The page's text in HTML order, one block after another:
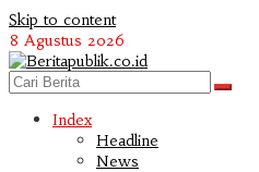
Skip to content
8 Agustus 2026
Index
Headline
News